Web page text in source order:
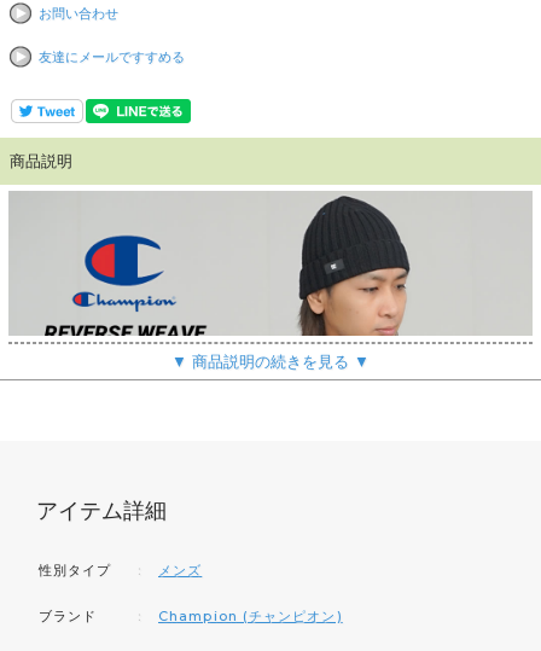
お問い合わせ
友達にメールですすめる
商品説明
▼ 商品説明の続きを見る ▼
アイテム詳細
性別タイプ ： メンズ
ブランド ： Champion (チャンピオン)